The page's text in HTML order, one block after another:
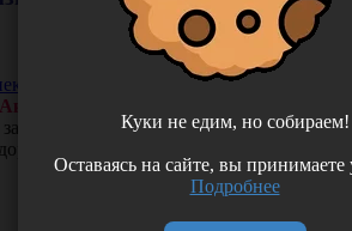
Акушера-Гинеколога!
и тепло!
и множество счастливых
Куки не едим, но собираем!
Оставаясь на сайте, вы принимаете
Подробнее